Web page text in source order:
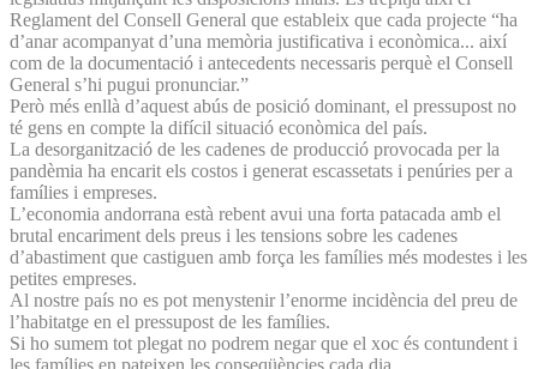
Reglament del Consell General que estableix que cada projecte “ha
d’anar acompanyat d’una memòria justificativa i econòmica... així
com de la documentació i antecedents necessaris perquè el Consell
General s’hi pugui pronunciar.”
Però més enllà d’aquest abús de posició dominant, el pressupost no
té gens en compte la difícil situació econòmica del país.
La desorganització de les cadenes de producció provocada per la
pandèmia ha encarit els costos i generat escassetats i penúries per a
famílies i empreses.
L’economia andorrana està rebent avui una forta patacada amb el
brutal encariment dels preus i les tensions sobre les cadenes
d’abastiment que castiguen amb força les famílies més modestes i les
petites empreses.
Al nostre país no es pot menystenir l’enorme incidència del preu de
l’habitatge en el pressupost de les famílies.
Si ho sumem tot plegat no podrem negar que el xoc és contundent i
les famílies en pateixen les conseqüències cada dia.